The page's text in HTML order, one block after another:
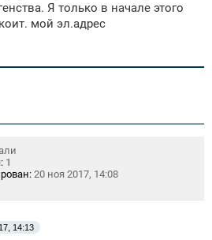
Я только в начале этого
мой эл.адрес
1
20 ноя 2017, 14:08
14:13